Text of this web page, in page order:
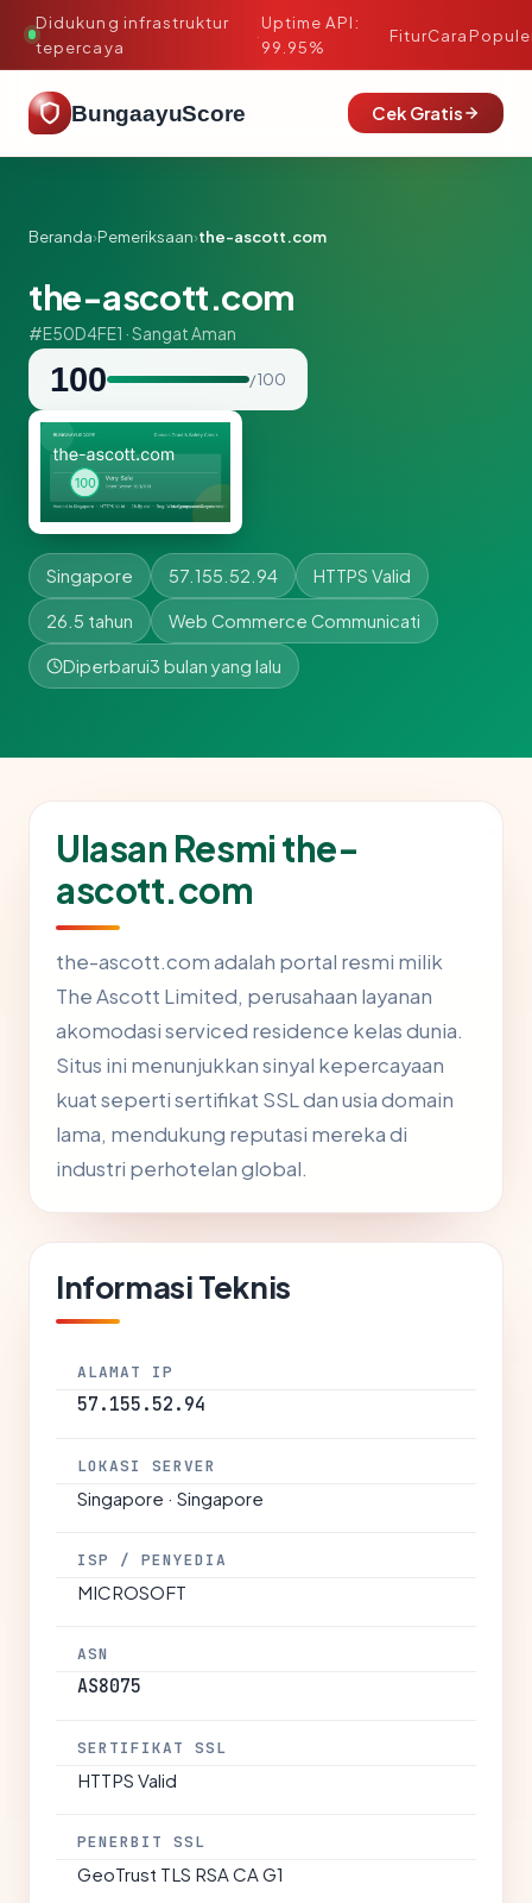
Didukung infrastruktur
tepercaya
·
Uptime API:
99.95%
FiturCara
BungaayuScore Cek Gratis
Beranda›Pemeriksaan›the-ascott.com
the-ascott.com
#E50D4FE1 · Sangat Aman
100 / 100
Singapore 57.155.52.94 HTTPS Valid
26.5 tahun Web Commerce Communicati
Diperbarui3 bulan yang lalu
Ulasan Resmi the-
ascott.com
the-ascott.com adalah portal resmi milik
The Ascott Limited, perusahaan layanan
akomodasi serviced residence kelas dunia.
Situs ini menunjukkan sinyal kepercayaan
kuat seperti sertifikat SSL dan usia domain
lama, mendukung reputasi mereka di
industri perhotelan global.
Informasi Teknis
ALAMAT IP
57.155.52.94
LOKASI SERVER
Singapore · Singapore
ISP / PENYEDIA
MICROSOFT
ASN
AS8075
SERTIFIKAT SSL
HTTPS Valid
PENERBIT SSL
GeoTrust TLS RSA CA G1